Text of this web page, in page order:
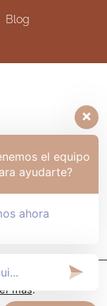
Blog
- 12m
mejor
más.
el equipo
ayudarte?
ahora